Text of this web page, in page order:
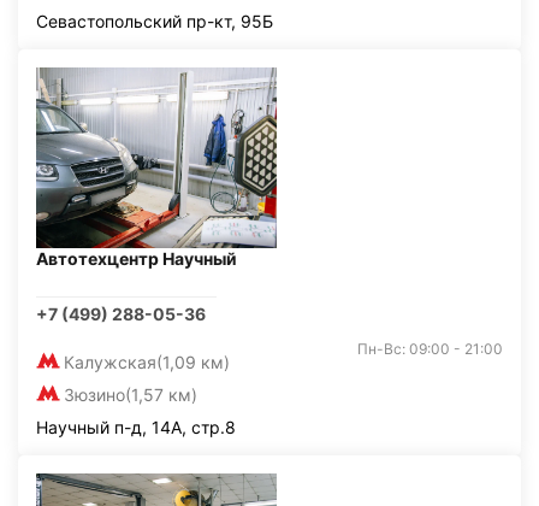
Севастопольский пр-кт, 95Б
Автотехцентр Научный
+7 (499) 288-05-36
Калужская(1,09 км)
Зюзино(1,57 км)
Пн-Вс: 09:00 - 21:00
Научный п-д, 14А, стр.8